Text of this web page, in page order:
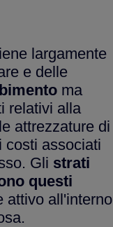
largamente
e delle
ma
relativi alla
attrezzature di
costi associati
Gli strati
questi
attivo all'interno